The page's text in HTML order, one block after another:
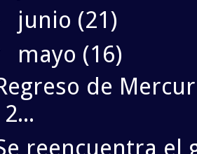
junio (21)
mayo (16)
de
2...
reencuentra el